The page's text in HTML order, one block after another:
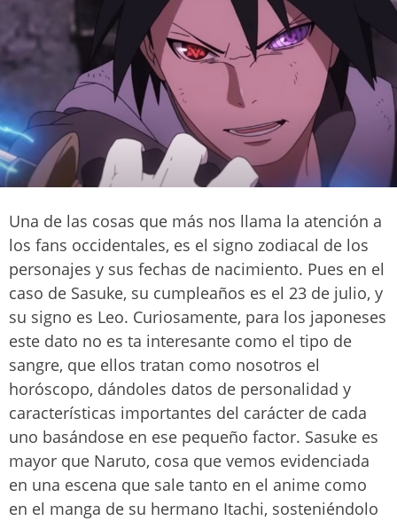
Una de las cosas que más nos llama la atención a
los fans occidentales, es el signo zodiacal de los
personajes y sus fechas de nacimiento. Pues en el
caso de Sasuke, su cumpleaños es el 23 de julio, y
su signo es Leo. Curiosamente, para los japoneses
este dato no es ta interesante como el tipo de
sangre, que ellos tratan como nosotros el
horóscopo, dándoles datos de personalidad y
características importantes del carácter de cada
uno basándose en ese pequeño factor. Sasuke es
mayor que Naruto, cosa que vemos evidenciada
en una escena que sale tanto en el anime como
en el manga de su hermano Itachi, sosteniéndolo